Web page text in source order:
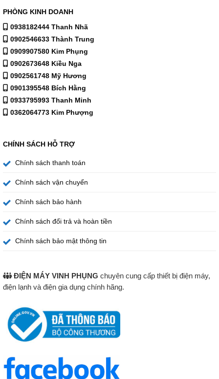
PHÒNG KINH DOANH
0938182444 Thanh Nhã
0902546633 Thành Trung
0909907580 Kim Phụng
0902673648 Kiều Nga
0902561748 Mỹ Hương
0901395548 Bích Hằng
0933795993 Thanh Minh
0362064773 Kim Phượng
CHÍNH SÁCH HỖ TRỢ
Chính sách thanh toán
Chính sách vận chuyển
Chính sách bảo hành
Chính sách đổi trả và hoàn tiền
Chính sách bảo mật thông tin
ĐIỆN MÁY VINH PHỤNG chuyên cung cấp thiết bị điện máy,
điện lạnh và điện gia dụng chính hãng.